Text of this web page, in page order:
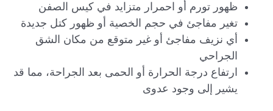
ظهور تورم أو احمرار متزايد في كيس الصفن
تغير مفاجئ في حجم الخصية أو ظهور كتل جديدة
أي نزيف مفاجئ أو غير متوقع من مكان الشق
الجراحي
ارتفاع درجة الحرارة أو الحمى بعد الجراحة، مما قد
يشير إلى وجود عدوى